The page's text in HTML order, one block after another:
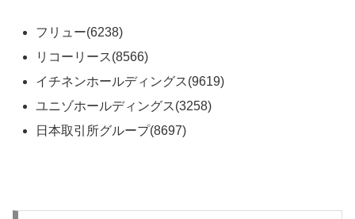
フリュー(6238)
リコーリース(8566)
イチネンホールディングス(9619)
ユニゾホールディングス(3258)
日本取引所グループ(8697)